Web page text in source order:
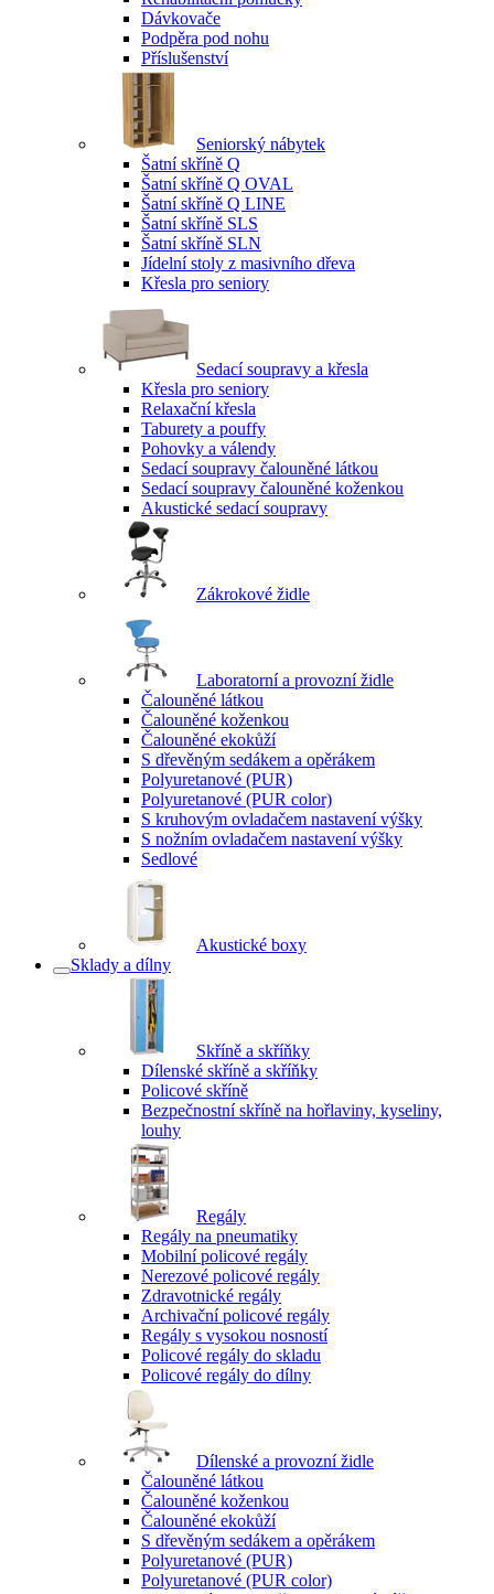
Dávkovače
Podpěra pod nohu
Příslušenství
Seniorský nábytek
Šatní skříně Q
Šatní skříně Q OVAL
Šatní skříně Q LINE
Šatní skříně SLS
Šatní skříně SLN
Jídelní stoly z masivního dřeva
Křesla pro seniory
Sedací soupravy a křesla
Křesla pro seniory
Relaxační křesla
Taburety a pouffy
Pohovky a válendy
Sedací soupravy čalouněné látkou
Sedací soupravy čalouněné koženkou
Akustické sedací soupravy
Zákrokové židle
Laboratorní a provozní židle
Čalouněné látkou
Čalouněné koženkou
Čalouněné ekokůží
S dřevěným sedákem a opěrákem
Polyuretanové (PUR)
Polyuretanové (PUR color)
S kruhovým ovladačem nastavení výšky
S nožním ovladačem nastavení výšky
Sedlové
Akustické boxy
Sklady a dílny
Skříně a skříňky
Dílenské skříně a skříňky
Policové skříně
Bezpečnostní skříně na hořlaviny, kyseliny,
louhy
Regály
Regály na pneumatiky
Mobilní policové regály
Nerezové policové regály
Zdravotnické regály
Archivační policové regály
Regály s vysokou nosností
Policové regály do skladu
Policové regály do dílny
Dílenské a provozní židle
Čalouněné látkou
Čalouněné koženkou
Čalouněné ekokůží
S dřevěným sedákem a opěrákem
Polyuretanové (PUR)
Polyuretanové (PUR color)